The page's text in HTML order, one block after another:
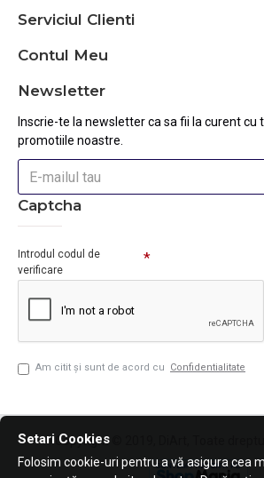
Serviciul Clienti
Contul Meu
Newsletter
Inscrie-te la newsletter ca sa fii la curent cu
promotiile noastre.
Captcha
Introdul codul de
verificare
Am citit şi sunt de acord cu Confidentialitate
Copyright © 2019, DiArt, Toate
Setari Cookies
Folosim cookie-uri pentru a vă asigura cea